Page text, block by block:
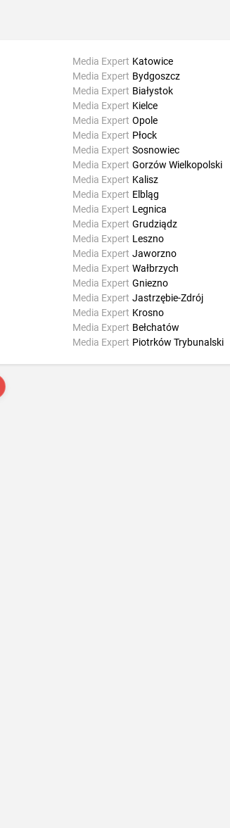
Media Expert Katowice
Media Expert Bydgoszcz
Media Expert Białystok
Media Expert Kielce
Media Expert Opole
Media Expert Płock
Media Expert Sosnowiec
Media Expert Gorzów Wielkopolski
Media Expert Kalisz
Media Expert Elbląg
Media Expert Legnica
Media Expert Grudziądz
Media Expert Leszno
Media Expert Jaworzno
Media Expert Wałbrzych
Media Expert Gniezno
Media Expert Jastrzębie-Zdrój
Media Expert Krosno
Media Expert Bełchatów
Media Expert Piotrków Trybunalski